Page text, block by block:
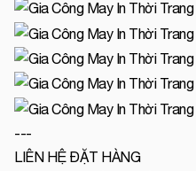
---
LIÊN HỆ ĐẶT HÀNG